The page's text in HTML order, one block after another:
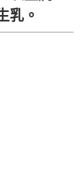
乳。